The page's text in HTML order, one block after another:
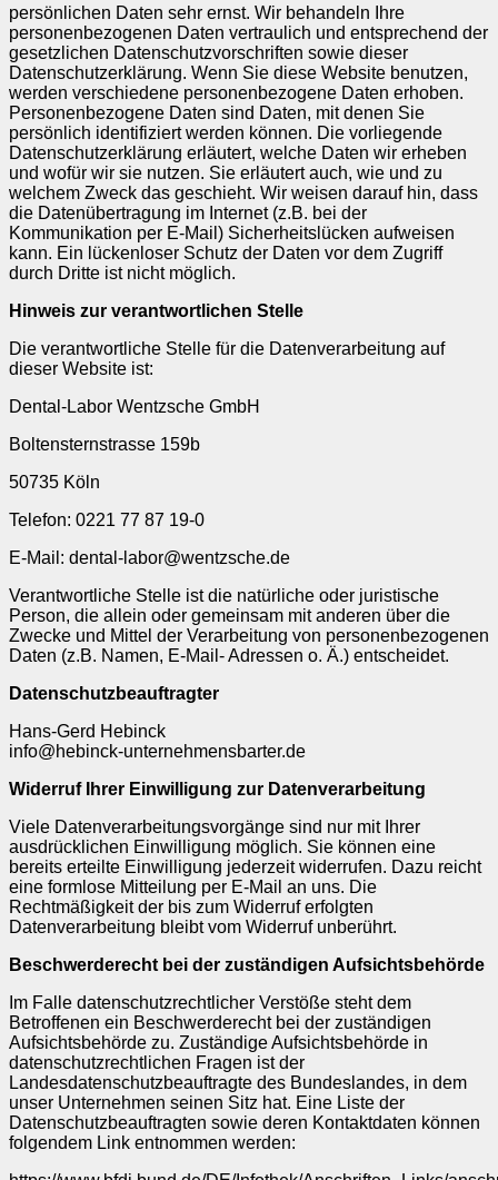
persönlichen Daten sehr ernst. Wir behandeln Ihre
personenbezogenen Daten vertraulich und entsprechend der
gesetzlichen Datenschutzvorschriften sowie dieser
Datenschutzerklärung. Wenn Sie diese Website benutzen,
werden verschiedene personenbezogene Daten erhoben.
Personenbezogene Daten sind Daten, mit denen Sie
persönlich identifiziert werden können. Die vorliegende
Datenschutzerklärung erläutert, welche Daten wir erheben
und wofür wir sie nutzen. Sie erläutert auch, wie und zu
welchem Zweck das geschieht. Wir weisen darauf hin, dass
die Datenübertragung im Internet (z.B. bei der
Kommunikation per E-Mail) Sicherheitslücken aufweisen
kann. Ein lückenloser Schutz der Daten vor dem Zugriff
durch Dritte ist nicht möglich.
Hinweis zur verantwortlichen Stelle
Die verantwortliche Stelle für die Datenverarbeitung auf
dieser Website ist:
Dental-Labor Wentzsche GmbH
Boltensternstrasse 159b
50735 Köln
Telefon: 0221 77 87 19-0
E-Mail: dental-labor@wentzsche.de
Verantwortliche Stelle ist die natürliche oder juristische
Person, die allein oder gemeinsam mit anderen über die
Zwecke und Mittel der Verarbeitung von personenbezogenen
Daten (z.B. Namen, E-Mail- Adressen o. Ä.) entscheidet.
Datenschutzbeauftragter
Hans-Gerd Hebinck
info@hebinck-unternehmensbarter.de
Widerruf Ihrer Einwilligung zur Datenverarbeitung
Viele Datenverarbeitungsvorgänge sind nur mit Ihrer
ausdrücklichen Einwilligung möglich. Sie können eine
bereits erteilte Einwilligung jederzeit widerrufen. Dazu reicht
eine formlose Mitteilung per E-Mail an uns. Die
Rechtmäßigkeit der bis zum Widerruf erfolgten
Datenverarbeitung bleibt vom Widerruf unberührt.
Beschwerderecht bei der zuständigen Aufsichtsbehörde
Im Falle datenschutzrechtlicher Verstöße steht dem
Betroffenen ein Beschwerderecht bei der zuständigen
Aufsichtsbehörde zu. Zuständige Aufsichtsbehörde in
datenschutzrechtlichen Fragen ist der
Landesdatenschutzbeauftragte des Bundeslandes, in dem
unser Unternehmen seinen Sitz hat. Eine Liste der
Datenschutzbeauftragten sowie deren Kontaktdaten können
folgendem Link entnommen werden: